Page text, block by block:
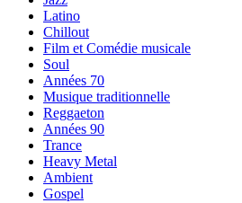
Latino
Chillout
Film et Comédie musicale
Soul
Années 70
Musique traditionnelle
Reggaeton
Années 90
Trance
Heavy Metal
Ambient
Gospel